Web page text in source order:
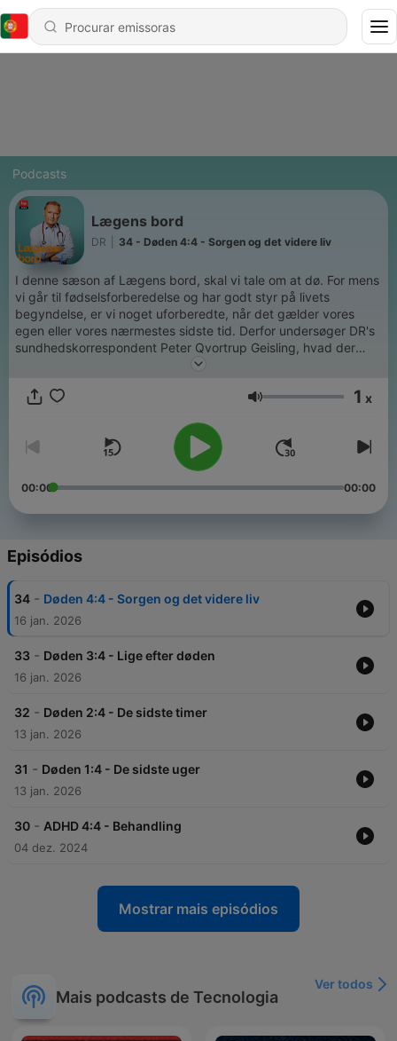
Podcasts
Lægens bord
DR 34 - Døden 4:4 - Sorgen og det videre liv
I denne sæson af Lægens bord, skal vi tale om at dø. For mens
vi går til fødselsforberedelse og har godt styr på livets
begyndelse, er vi noget uforberedte, når det gælder vores
egen eller vores nærmestes sidste tid. Derfor undersøger DR's
sundhedskorrespondent Peter Qvortrup Geisling, hvad der
typisk sker i livets sidste uger, dage og timer. Det gør han
for at få et håndgribeligt og ufarligt blik på dødsprocessen, så
pårørende selv står midt i det.
Volume 1 x
00:00 00:00
Episódios
34 - Døden 4:4 - Sorgen og det videre liv
16 jan. 2026
33 - Døden 3:4 - Lige efter døden
16 jan. 2026
32 - Døden 2:4 - De sidste timer
13 jan. 2026
31 - Døden 1:4 - De sidste uger
13 jan. 2026
30 - ADHD 4:4 - Behandling
04 dez. 2024
Mostrar mais episódios
Mais podcasts de Tecnologia
Ver todos